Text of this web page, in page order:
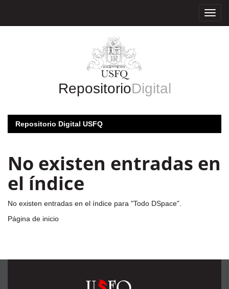
RepositorioDigital
Repositorio Digital USFQ
No existen entradas en
el índice
No existen entradas en el índice para "Todo DSpace".
Página de inicio